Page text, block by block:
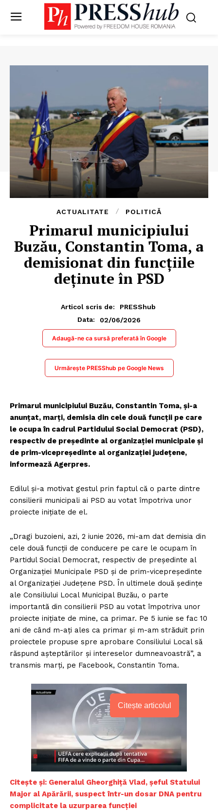
ACTUALITATE POLITICĂ
Primarul municipiului
Buzău, Constantin Toma, a
demisionat din funcţiile
deţinute în PSD
Articol scris de:
PRESShub
Data:
02/06/2026
Adaugă-ne ca sursă preferată în Google
Urmărește PRESShub pe Google News
Primarul municipiului Buzău, Constantin Toma, şi-a
anunţat, marţi, demisia din cele două funcţii pe care
le ocupa în cadrul Partidului Social Democrat (PSD),
respectiv de preşedinte al organizaţiei municipale şi
de prim-vicepreşedinte al organizaţiei judeţene,
informează Agerpres.
Edilul şi-a motivat gestul prin faptul că o parte dintre
consilierii municipali ai PSD au votat împotriva unor
proiecte iniţiate de el.
„Dragi buzoieni, azi, 2 iunie 2026, mi-am dat demisia din
cele două funcţii de conducere pe care le ocupam în
Partidul Social Democrat, respectiv de preşedinte al
Organizaţiei Municipale PSD şi de prim-vicepreşedinte
al Organizaţiei Judeţene PSD. În ultimele două şedinţe
ale Consiliului Local Municipal Buzău, o parte
importantă din consilierii PSD au votat împotriva unor
proiecte iniţiate de mine, ca primar. Pe 5 iunie se fac 10
ani de când m-aţi ales ca primar şi m-am străduit prin
proiectele propuse spre aprobare Consiliului Local să
răspund aşteptărilor şi intereselor dumneavoastră”, a
transmis marţi, pe Facebook, Constantin Toma.
Citește articolul
Citește și: Generalul Gheorghiță Vlad, șeful Statului
Major al Apărării, suspect într-un dosar DNA pentru
complicitate la uzurparea funcției